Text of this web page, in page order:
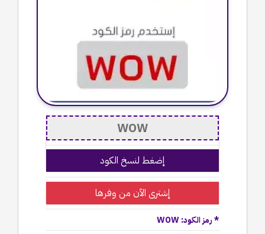
إضغط لنسخ الكود
إشترى الآن من وفرها
* رمز الكود: WOW